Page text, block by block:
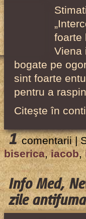
foarte
Viena
bogate pe
sint foarte
pentru a
Citeşte în
1 comentarii |
biserica,iacob,
Info Med,
zile